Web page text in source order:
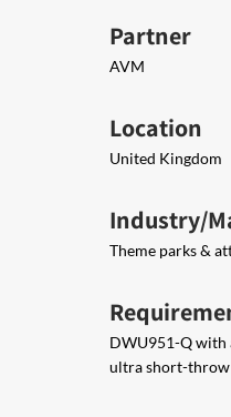
Partner
AVM
Location
United Kingdom
Industry/
Theme parks &
DWU951-Q with
ultra short-throw